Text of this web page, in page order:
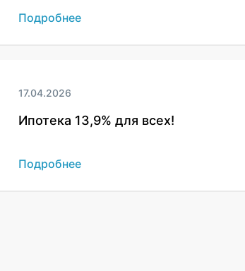
Подробнее
17.04.2026
Ипотека 13,9% для всех!
Подробнее